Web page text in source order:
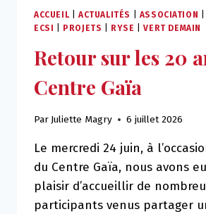
ACCUEIL ACTUALITÉS ASSOCIATION
ECSI
PROJETS RYSE |VERT DEMAIN
Retour sur les 20
Centre Gaïa
Par Juliette Magry 6 juillet 2026
Le mercredi 24 juin, à
du Centre Gaïa, nous avons
plaisir d’accueillir de
participants venus partager